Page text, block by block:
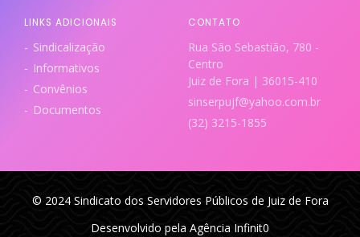
LINKS ADICIONAIS
Sindicalização
Informativos
Convênios
Documentos
CONTATO
Rua São Sebastião, 780 -
Centro
Juiz de Fora | 36015-410
sinserpujf@yahoo.com.br
(32) 3215-1855
© 2024 Sindicato dos Servidores Públicos de Juiz de Fora
Desenvolvido pela Agência Infinit0